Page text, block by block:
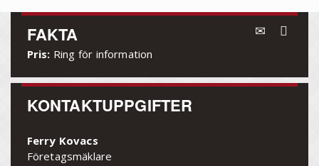
FAKTA
Pris: Ring för information
KONTAKTUPPGIFTER
Ferry Kovacs
Företagsmäklare